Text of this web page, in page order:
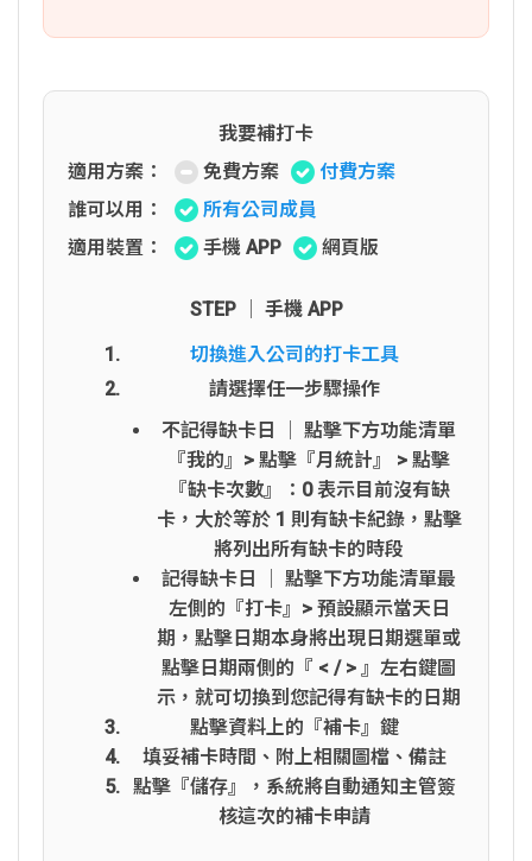
我要補打卡
適用方案：
免費方案
付費方案
誰可以用：
所有公司成員
適用裝置：
手機 APP 網頁版
STEP │ 手機 APP
切換進入公司的打卡工具
請選擇任一步驟操作
不記得缺卡日 │ 點擊下方功能清單
『我的』> 點擊『月統計』 > 點擊
『缺卡次數』：0 表示目前沒有缺
卡，大於等於 1 則有缺卡紀錄，點擊
將列出所有缺卡的時段
記得缺卡日 │ 點擊下方功能清單最
左側的『打卡』> 預設顯示當天日
期，點擊日期本身將出現日期選單或
點擊日期兩側的『 < / > 』左右鍵圖
示，就可切換到您記得有缺卡的日期
點擊資料上的『補卡』鍵
填妥補卡時間、附上相關圖檔、備註
點擊『儲存』，系統將自動通知主管簽
核這次的補卡申請